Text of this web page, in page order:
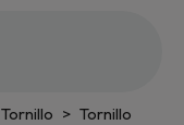
Tornillo Tornillo